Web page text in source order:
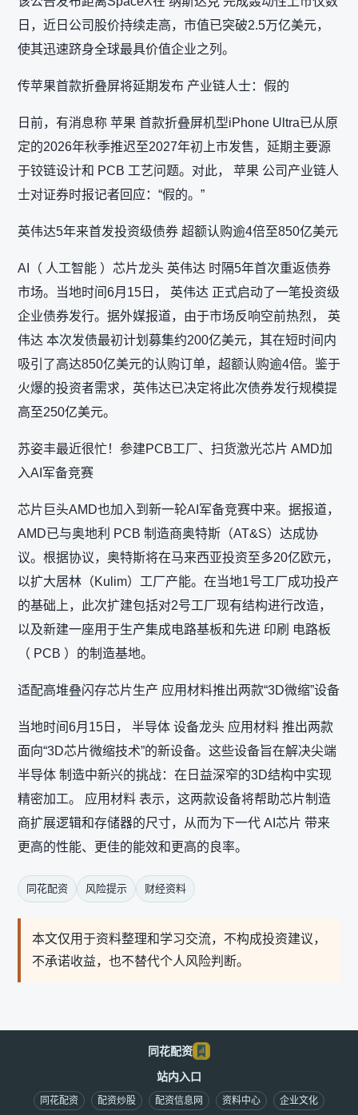
日，近日公司股价持续走高，市值已突破2.5万亿美元，
使其迅速跻身全球最具价值企业之列。
传苹果首款折叠屏将延期发布 产业链人士：假的
日前，有消息称 苹果 首款折叠屏机型iPhone Ultra已从原
定的2026年秋季推迟至2027年初上市发售，延期主要源
于铰链设计和 PCB 工艺问题。对此， 苹果 公司产业链人
士对证券时报记者回应：“假的。”
英伟达5年来首发投资级债券 超额认购逾4倍至850亿美元
AI（ 人工智能 ）芯片龙头 英伟达 时隔5年首次重返债券
市场。当地时间6月15日， 英伟达 正式启动了一笔投资级
企业债券发行。据外媒报道，由于市场反响空前热烈， 英
伟达 本次发债最初计划募集约200亿美元，其在短时间内
吸引了高达850亿美元的认购订单，超额认购逾4倍。鉴于
火爆的投资者需求，英伟达已决定将此次债券发行规模提
高至250亿美元。
苏姿丰最近很忙！参建PCB工厂、扫货激光芯片 AMD加
入AI军备竞赛
芯片巨头AMD也加入到新一轮AI军备竞赛中来。据报道，
AMD已与奥地利 PCB 制造商奥特斯（AT&S）达成协
议。根据协议，奥特斯将在马来西亚投资至多20亿欧元，
以扩大居林（Kulim）工厂产能。在当地1号工厂成功投产
的基础上，此次扩建包括对2号工厂现有结构进行改造，
以及新建一座用于生产集成电路基板和先进 印刷 电路板
（ PCB ）的制造基地。
适配高堆叠闪存芯片生产 应用材料推出两款“3D微缩”设备
当地时间6月15日， 半导体 设备龙头 应用材料 推出两款
面向“3D芯片微缩技术”的新设备。这些设备旨在解决尖端
半导体 制造中新兴的挑战：在日益深窄的3D结构中实现
精密加工。 应用材料 表示，这两款设备将帮助芯片制造
商扩展逻辑和存储器的尺寸，从而为下一代 AI芯片 带来
更高的性能、更佳的能效和更高的良率。
同花配资 风险提示 财经资料
本文仅用于资料整理和学习交流，不构成投资建议，
不承诺收益，也不替代个人风险判断。
同花配资
站内入口
同花配资 配资炒股 配资信息网 资料中心 企业文化